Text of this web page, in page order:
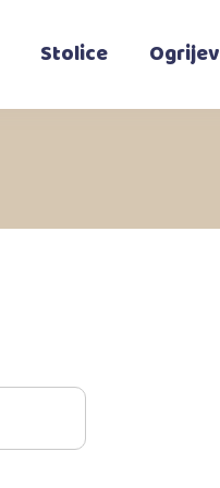
Stolice Ogrijev